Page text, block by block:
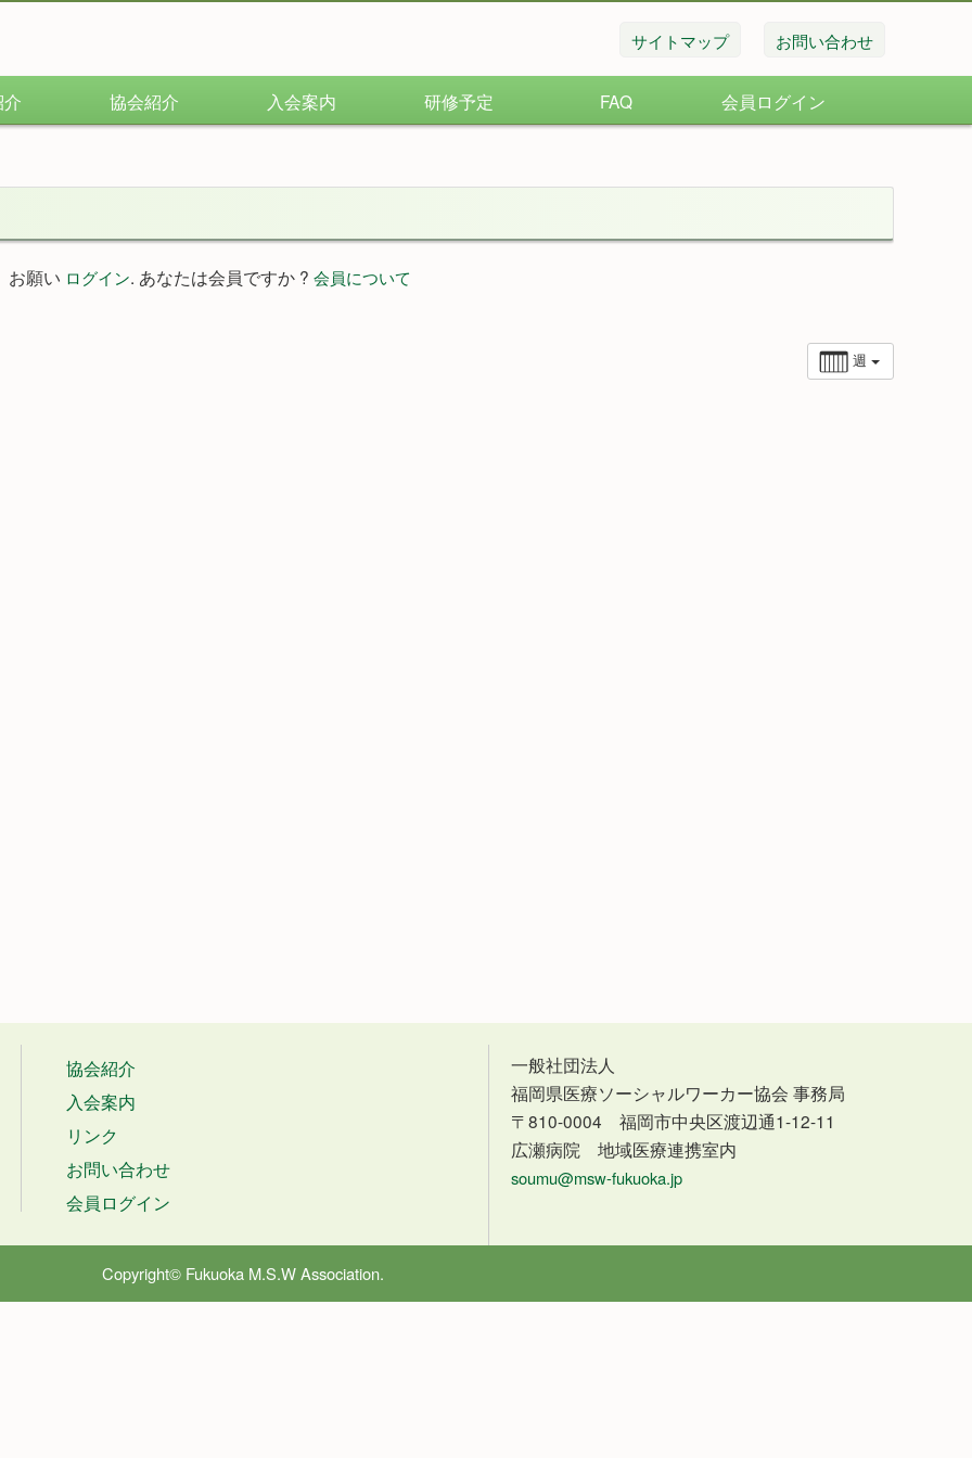
サイトマップ お問い合わせ
協会紹介 入会案内 研修予定 FAQ 会員ログイン
お願い ログイン. あなたは会員ですか ? 会員について
週
協会紹介
入会案内
リンク
お問い合わせ
会員ログイン
一般社団法人
福岡県医療ソーシャルワーカー協会 事務局
〒810-0004 福岡市中央区渡辺通1-12-11
広瀬病院 地域医療連携室内
soumu@msw-fukuoka.jp
Copyright© Fukuoka M.S.W Association.